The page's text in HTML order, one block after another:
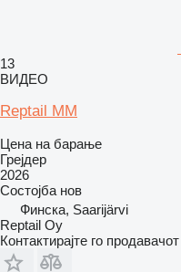
13
ВИДЕО
Reptail MM
Цена на барање
Грејдер
2026
Состојба нов
Финска, Saarijärvi
Reptail Oy
Контактирајте го продавачот